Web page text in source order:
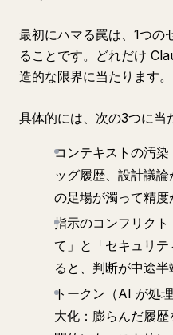
最初にハマる罠は、1つの
ることです。どれだけ
造的な限界に当たります。
具体的には、次の3つに当
コンテキストの汚
ッグ履歴、設計議
の足場が濁って精度
指示のコンフリク
て」と「セキュリ
ると、判断が中途半
トークン（AI が処
大化：膨らんだ履